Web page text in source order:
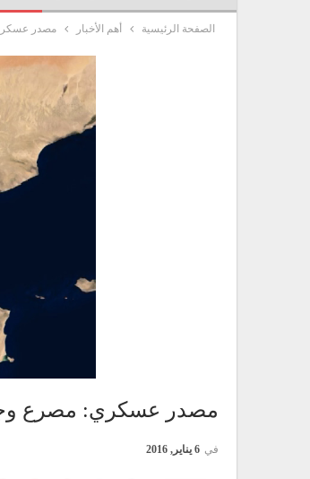
الصفحة الرئيسية أهم الأخبار مصدر
مصدر عسكري: مصرع
في 6 يناير, 2016